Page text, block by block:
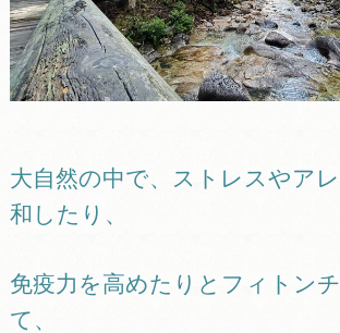
大自然の中で、ストレスやア
和したり、
免疫力を高めたりとフィトン
て、